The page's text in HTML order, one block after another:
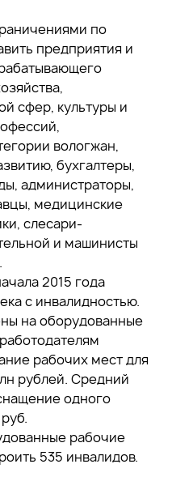
по
предприятия и
сфер, культуры и
вологжан,
бухгалтеры,
администраторы,
медицинские
слесари-
и машинисты
2015 года
с инвалидностью.
на оборудованные
рабочих мест для
рублей. Средний
одного
рабочие
535 инвалидов.